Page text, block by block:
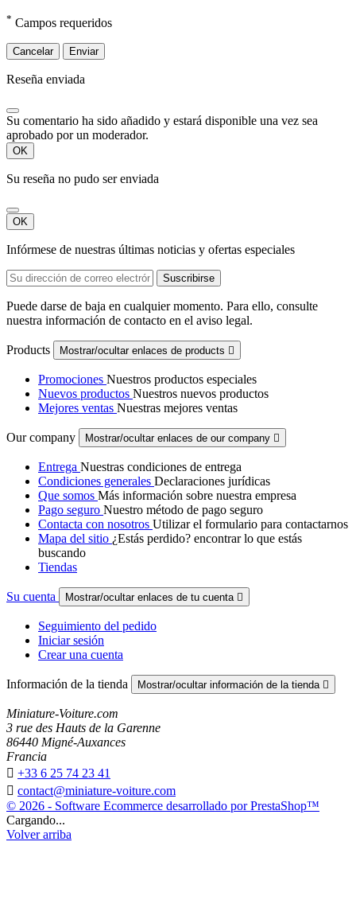
* Campos requeridos
Cancelar Enviar
Reseña enviada
Su comentario ha sido añadido y estará disponible una vez sea
aprobado por un moderador.
OK
Su reseña no pudo ser enviada
OK
Infórmese de nuestras últimas noticias y ofertas especiales
Puede darse de baja en cualquier momento. Para ello, consulte
nuestra información de contacto en el aviso legal.
Products Mostrar/ocultar enlaces de products 
Promociones Nuestros productos especiales
Nuevos productos Nuestros nuevos productos
Mejores ventas Nuestras mejores ventas
Our company Mostrar/ocultar enlaces de our company 
Entrega Nuestras condiciones de entrega
Condiciones generales Declaraciones jurídicas
Que somos Más información sobre nuestra empresa
Pago seguro Nuestro método de pago seguro
Contacta con nosotros Utilizar el formulario para contactarnos
Mapa del sitio ¿Estás perdido? encontrar lo que estás
buscando
Tiendas
Su cuenta Mostrar/ocultar enlaces de tu cuenta 
Seguimiento del pedido
Iniciar sesión
Crear una cuenta
Información de la tienda Mostrar/ocultar información de la tienda 
Miniature-Voiture.com
3 rue des Hauts de la Garenne
86440 Migné-Auxances
Francia
 +33 6 25 74 23 41
 contact@miniature-voiture.com
© 2026 - Software Ecommerce desarrollado por PrestaShop™
Cargando...
Volver arriba